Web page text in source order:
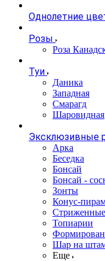
Однолетние
Розы
Роза
Туи
Даника
Западная
Смарагд
Шаровидная
Эксклюзивные
Арка
Беседка
Бонсай
Бонсай -
Зонты
Конус-
Стриженные
Топиарии
Шар на
Еще